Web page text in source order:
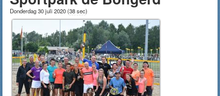
Donderdag 30 juli 2020(38 sec)